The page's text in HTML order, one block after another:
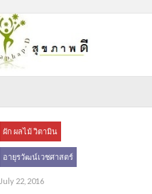
ผัก ผลไม้ วิตามิน
อายุรวัฒน์เวชศาสตร์
July 22, 2016